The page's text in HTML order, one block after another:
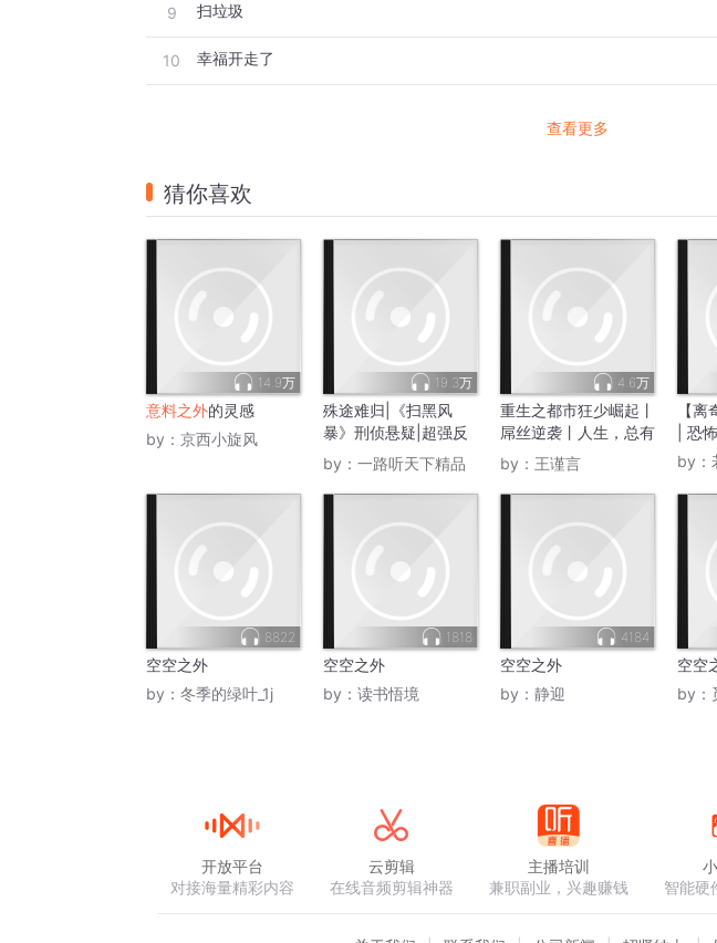
9 扫垃圾
10 幸福开走了
查看更多
猜你喜欢
14.9万
意料之外的灵感
by： 京西小旋风
19.3万
殊途难归|《扫黑风
暴》刑侦悬疑|超强反
转
意料之外
by： 一路听天下精品
4.6万
重生之都市狂少崛起丨
屌丝逆袭丨人生，总有
些
意料之外
by： 王谨言
【
| 恐
by：
8822
空空之外
by： 冬季的绿叶_1j
1818
空空之外
by： 读书悟境
4184
空空之外
by： 静迎
空空
by：
开放平台
对接海量精彩内容
云剪辑
在线音频剪辑神器
主播培训
兼职副业，兴趣赚钱
智能硬